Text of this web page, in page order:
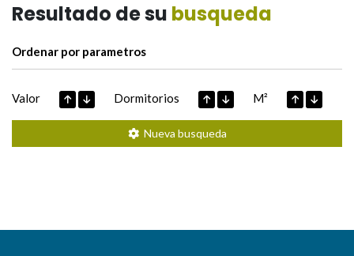
Resultado de su busqueda
Ordenar por parametros
Valor Dormitorios M²
Nueva busqueda